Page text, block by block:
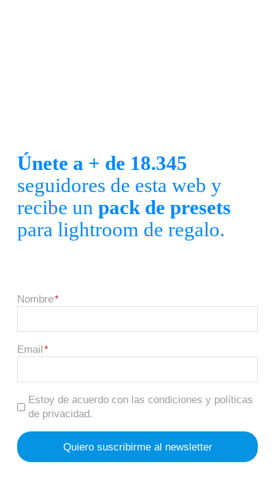
Únete a + de 18.345
seguidores de esta web y
recibe un pack de presets
para lightroom de regalo.
Nombre
Email
Estoy de acuerdo con las condiciones y políticas
de privacidad.